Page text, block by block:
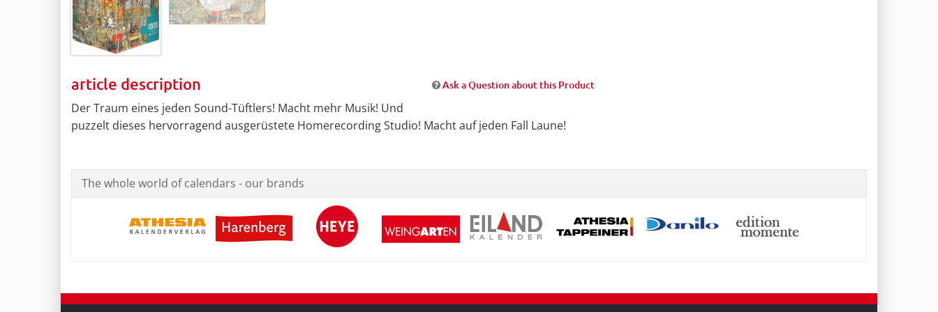
article description Ask a Question about this Product
Der Traum eines jeden Sound-Tüftlers! Macht mehr Musik! Und
puzzelt dieses hervorragend ausgerüstete Homerecording Studio! Macht auf jeden Fall Laune!
The whole world of calendars - our brands